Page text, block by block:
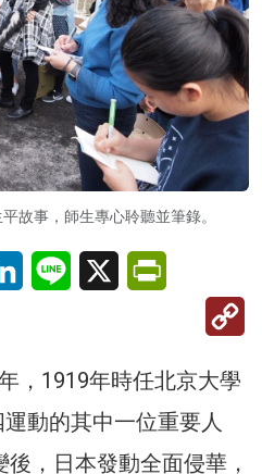
故事，師生專心聆聽並筆錄。
LinkedInLine X
，1919年時任北京大學
動的其中一位重要人
，日本發動全面侵華，